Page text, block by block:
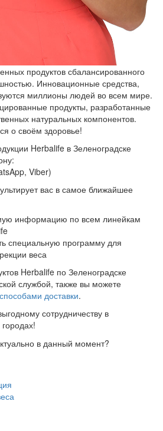
продуктов сбалансированного
Инновационные средства,
миллионы людей во всем мире.
продукты, разработанные
натуральных компонентов.
о своём здоровье!
Herbalife в Зеленоградске
Viber)
вас в самое ближайшее
информацию по всем линейкам
специальную программу для
веса
Herbalife по Зеленоградске
службой, также вы можете
способами доставки.
сотрудничеству в
в данный момент?